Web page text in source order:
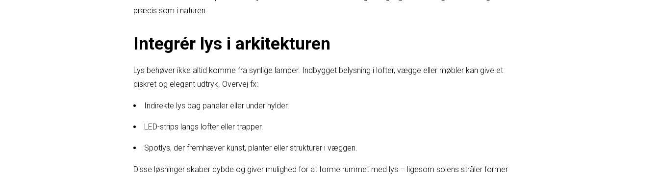
præcis som i naturen.
Integrér lys i arkitekturen
Lys behøver ikke altid komme fra synlige lamper. Indbygget belysning i lofter, vægge eller møbler kan give et
diskret og elegant udtryk. Overvej fx:
Indirekte lys bag paneler eller under hylder.
LED-strips langs lofter eller trapper.
Spotlys, der fremhæver kunst, planter eller strukturer i væggen.
Disse løsninger skaber dybde og giver mulighed for at forme rummet med lys – ligesom solens stråler former